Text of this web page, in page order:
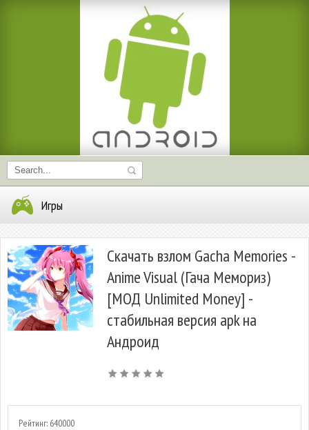
Игры
Скачать взлом Gacha Memories -
Anime Visual (Гача Мемориз)
[МОД Unlimited Money] -
стабильная версия apk на
Андроид
Рейтинг: 640000